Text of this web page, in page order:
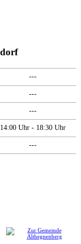
---
---
---
14:00 Uhr - 18:30 Uhr
---